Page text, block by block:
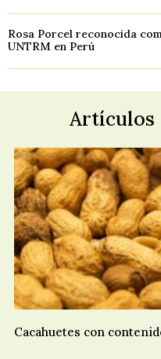
Rosa Porcel reconocida
UNTRM en Perú
Artículos
Cacahuetes con